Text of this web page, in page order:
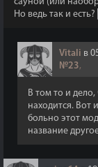
Но ведь так и есть?
Vitali в
№23,
В том то и дело,
находится. Вот
больно этот
название